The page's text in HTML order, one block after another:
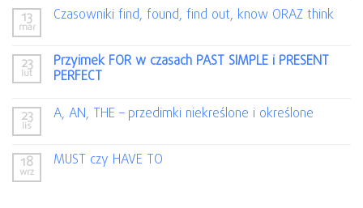
13
mar
Czasowniki find, found, find out, know ORAZ think
23
lut
Przyimek FOR w czasach PAST SIMPLE i PRESENT
PERFECT
23
lis
A, AN, THE – przedimki niekreślone i określone
18
wrz
MUST czy HAVE TO